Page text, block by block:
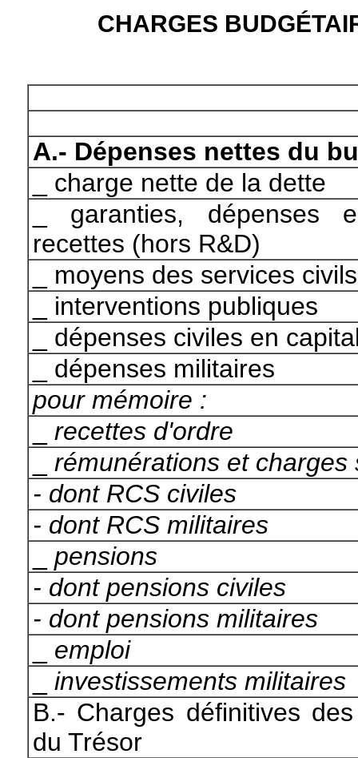
CHARGES
A.- Dépenses nettes du
charge nette de la dette
garanties, dépenses
recettes (hors R&D)
moyens des services
interventions publiques
dépenses civiles en
dépenses militaires
pour mémoire :
recettes d'ordre
rémunérations et charges
- dont RCS civiles
- dont RCS militaires
pensions
- dont pensions civiles
- dont pensions militaires
emploi
investissements militaires
B.- Charges définitives
du Trésor